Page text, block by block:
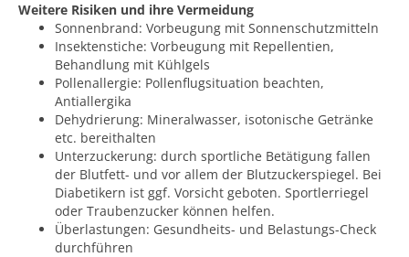
Weitere Risiken und ihre Vermeidung
Sonnenbrand: Vorbeugung mit Sonnenschutzmitteln
Insektenstiche: Vorbeugung mit Repellentien,
Behandlung mit Kühlgels
Pollenallergie: Pollenflugsituation beachten,
Antiallergika
Dehydrierung: Mineralwasser, isotonische Getränke
etc. bereithalten
Unterzuckerung: durch sportliche Betätigung fallen
der Blutfett- und vor allem der Blutzuckerspiegel. Bei
Diabetikern ist ggf. Vorsicht geboten. Sportlerriegel
oder Traubenzucker können helfen.
Überlastungen: Gesundheits- und Belastungs-Check
durchführen